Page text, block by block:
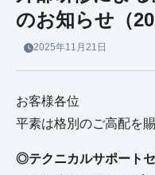
のお知らせ（
2025年11月21日
お客様各位
平素は格別のご高配を
◎テクニカルサポート